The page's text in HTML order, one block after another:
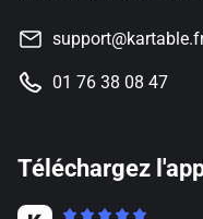
01 76 38 08 47
Téléchargez